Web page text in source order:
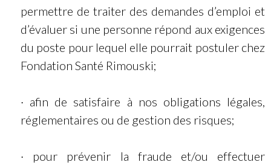
permettre de traiter des demandes d’emploi et
d’évaluer si une personne répond aux exigences
du poste pour lequel elle pourrait postuler chez
Fondation Santé Rimouski;
· afin de satisfaire à nos obligations légales,
réglementaires ou de gestion des risques;
· pour prévenir la fraude et/ou effectuer